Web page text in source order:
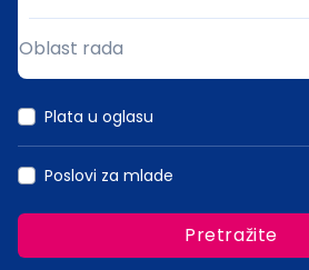
Oblast rada
Plata u oglasu
Poslovi za mlade
Pretražite